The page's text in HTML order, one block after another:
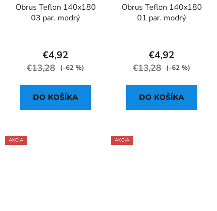
Obrus Teflon 140x180
03 par. modrý
€4,92
€13,28 (–62 %)
DO KOŠÍKA
Obrus Teflon 140x180
01 par. modrý
€4,92
€13,28 (–62 %)
DO KOŠÍKA
AKCIA AKCIA